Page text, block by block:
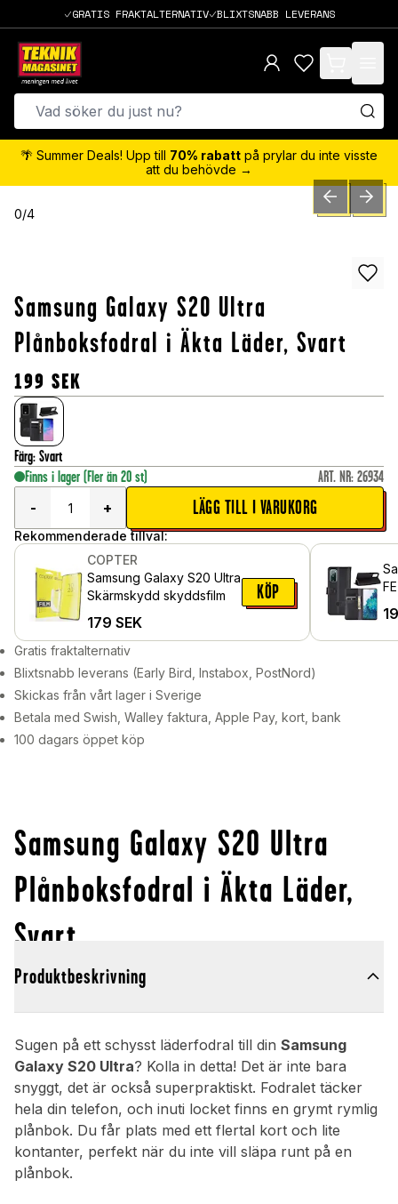
GRATIS FRAKTALTERNATIV BLIXTSNABB LEVERANS
items in cart,
🌴 Summer Deals! Upp till 70% rabatt på prylar du inte visste
att du behövde →
0/4 PREVIOUSNEXT
Samsung Galaxy S20 Ultra
Plånboksfodral i Äkta Läder, Svart
199 SEK
Färg: Svart
Finns i lager (Fler än 20 st) ART. NR: 26934
-
+ LÄGG TILL I VARUKORG
Rekommenderade tillval:
COPTER
Samsung Galaxy S20 Ultra
Skärmskydd skyddsfilm
179 SEK
KÖP
Gratis fraktalternativ
Blixtsnabb leverans (Early Bird, Instabox, PostNord)
Skickas från vårt lager i Sverige
Betala med Swish, Walley faktura, Apple Pay, kort, bank
100 dagars öppet köp
Samsung Galaxy S20 Ultra
Plånboksfodral i Äkta Läder,
Svart
Produktbeskrivning
Sugen på ett schysst läderfodral till din Samsung
Galaxy S20 Ultra? Kolla in detta! Det är inte bara
snyggt, det är också superpraktiskt. Fodralet täcker
hela din telefon, och inuti locket finns en grymt rymlig
plånbok. Du får plats med ett flertal kort och lite
kontanter, perfekt när du inte vill släpa runt på en
plånbok.